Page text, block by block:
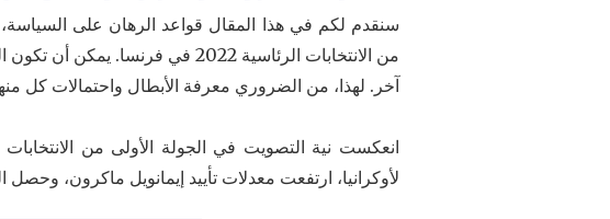
سنقدم لكم في هذا المقال قواعد الرهان على السياسة،
آخر. لهذا، من الضروري معرفة الأبطال واحتمالات كل
لأوكرانيا، ارتفعت معدلات تأييد إيمانويل ماكرون،